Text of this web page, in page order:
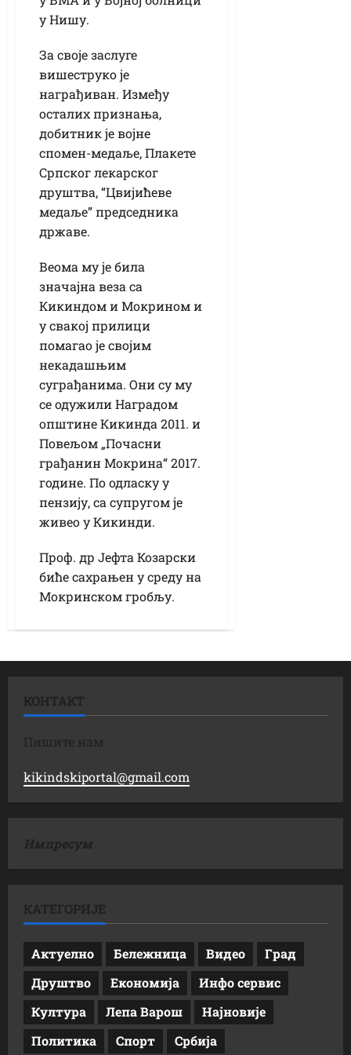
у Нишу.
За своје заслуге
вишеструко је
награђиван. Између
осталих признања,
добитник је војне
спомен-медаље, Плакете
Српског лекарског
друштва, “Цвијићеве
медаље” председника
државе.
Веома му је била
значајна веза са
Кикиндом и Мокрином и
у свакој прилици
помагао је својим
некадашњим
суграђанима. Они су му
се одужили Наградом
општине Кикинда 2011. и
Повељом „Почасни
грађанин Мокрина“ 2017.
године. По одласку у
пензију, са супругом је
живео у Кикинди.
Проф. др Јефта Козарски
биће сахрањен у среду на
Мокринском гробљу.
КОНТАКТ
Пишите нам
kikindskiportal@gmail.com
Импресум
КАТЕГОРИЈЕ
Актуелно Бележница Видео
Град
Друштво
Економија
Инфо сервис
Култура
Лепа Варош
Најновије
Политика
Спорт Србија